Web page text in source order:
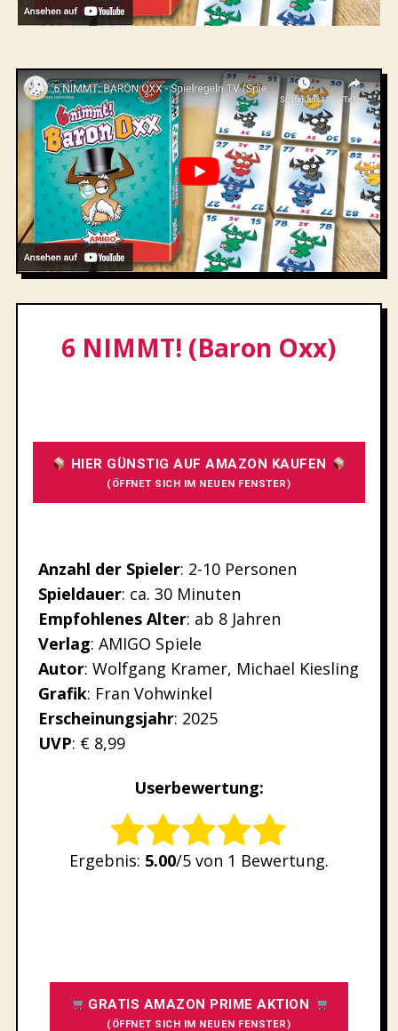
6 NIMMT! (Baron Oxx)
HIER GÜNSTIG AUF AMAZON KAUFEN
(ÖFFNET SICH IM NEUEN FENSTER)
Anzahl der Spieler: 2-10 Personen
Spieldauer: ca. 30 Minuten
Empfohlenes Alter: ab 8 Jahren
Verlag: AMIGO Spiele
Autor: Wolfgang Kramer, Michael Kiesling
Grafik: Fran Vohwinkel
Erscheinungsjahr: 2025
UVP: € 8,99
Userbewertung:
Rate this item:
SUBMIT RATING
Ergebnis: 5.00/5 von 1 Bewertung.
GRATIS AMAZON PRIME AKTION
(ÖFFNET SICH IM NEUEN FENSTER)